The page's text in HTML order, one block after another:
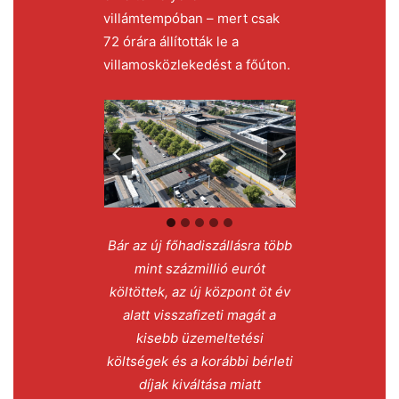
villámtempóban – mert csak
72 órára állították le a
villamosközlekedést a főúton.
Bár az új főhadiszállásra több
mint százmillió eurót
költöttek, az új központ öt év
alatt visszafizeti magát a
kisebb üzemeltetési
költségek és a korábbi bérleti
díjak kiváltása miatt